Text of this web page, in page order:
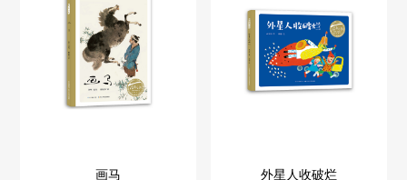
画马
外星人收破烂